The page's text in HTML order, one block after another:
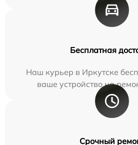
Бесплатная
Наш курьер в Иркутске
ваше устройство на
Срочный